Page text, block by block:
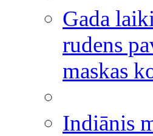
Gada laiki
rudens
maskas
Indiānis